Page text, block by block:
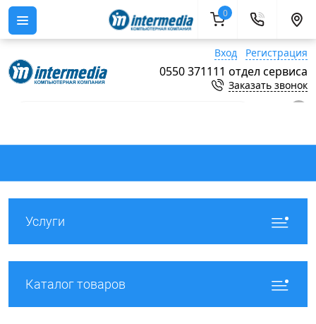
Вход Регистрация
0550 371111 отдел сервиса
Заказать звонок
Услуги
Каталог товаров
0